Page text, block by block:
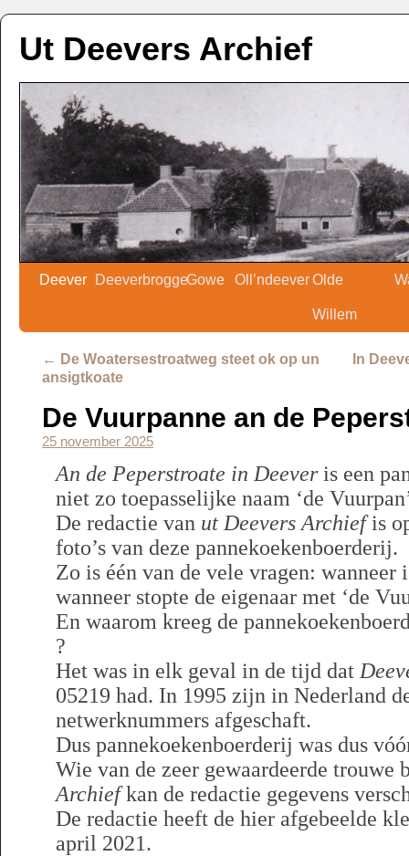
Ut Deevers Archief
Deever DeeverbroggeGowe Oll’ndeeverOlde
Willem
← De Woatersestroatweg steet ok op un
ansigtkoate
In
De Vuurpanne an de
25 november 2025
An de Peperstroate in Deeveris een
niet zo toepasselijke naam ‘de
De redactie van ut Deevers Archiefis
foto’s van deze pannekoekenboerderij.
Zo is één van de vele vragen: wanneer
wanneer stopte de eigenaar met ‘de
En waarom kreeg de
?
Het was in elk geval in de tijd dat
05219 had. In 1995 zijn in Nederland
netwerknummers afgeschaft.
Dus pannekoekenboerderij was dus
Wie van de zeer gewaardeerde trouwe
Archiefkan de redactie gegevens
De redactie heeft de hier afgebeelde
april 2021.